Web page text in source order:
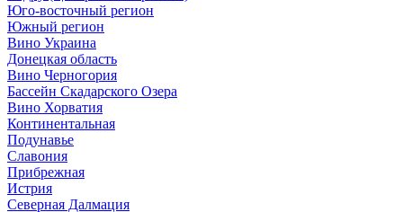
Юго-восточный регион
Южный регион
Вино Украина
Донецкая область
Вино Черногория
Бассейн Скадарского Озера
Вино Хорватия
Континентальная
Подунавье
Славония
Прибрежная
Истрия
Северная Далмация